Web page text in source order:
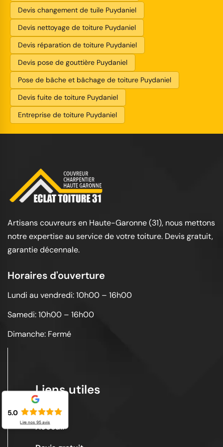
Devis changement de tuile Puydaniel
Devis nettoyage de toiture Puydaniel
Devis réparation de toiture Puydaniel
Devis pose de gouttière Puydaniel
Pose de bâche et bâchage de toiture Puydaniel
Devis fuite de toiture Puydaniel
Entreprise de toiture Puydaniel
Artisans couvreurs en Haute-Garonne (31), nous mettons
notre expertise au service de votre toiture. Devis gratuit,
garantie décennale.
Horaires d'ouverture
Lundi au vendredi: 10h00 – 16h00
Samedi: 10h00 – 16h00
Dimanche: Fermé
Liens utiles
Acceuil
5.0
Lire nos 95avis